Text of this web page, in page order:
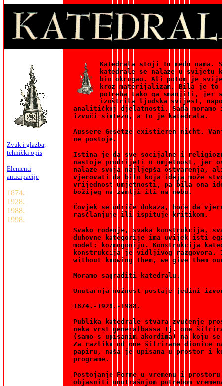
Zvuk i glazba,
tehnički opis
Elementi
anticipacije
1874.
1928.
1988.
1998.
Katedrala stoji tu među nama.
katedrale se nalaze u
bio okrugao. Ali potom je
kroz materijalizam. Bila je to
potreba tako ga smanjiti, jer
izoštrila ljudska svijest,
analitičkoj djelatnosti. Sada moramo
izvuči sintezu, a to je katedrala.
Aussere Gesetze existieren nicht.
ne postoje.
Istina je da sve socijalne i
nastoje prodrijeti u umjetnost, jer
nalaze svoja najljepša ostvarenja,
vjerovati da bilo koja ideja može
vrijednost umjetnosti, pa bila ona
božijeg na zamlji ili na nebu.
Čovjek se odriče dokaza, hoće da
rasčlanjuje ili ispituje kritikom.
Svako rođenje, svaka konstrukcija,
duhovne kategorije ima uvijek isti
model: kozmogoniju. Konstrukcija
konstrukcija je vidljivog razgovora.
without knowing them, we give them
Moramo sagraditi katedralu.
Unutarnja nužnost postaje jedini
1874.-1928.-1988.
Publika katedrale stvara zvučenje
neka vrst generalbassa tj. one
(samo s upisanim akordima) na koju
Za razliku od one šifrirane dionice na
papiru, naša je upisana u prostor i
programe.
Postojanje Forme u vremenu i prostoru
objasniti unutrašnjom potrebom